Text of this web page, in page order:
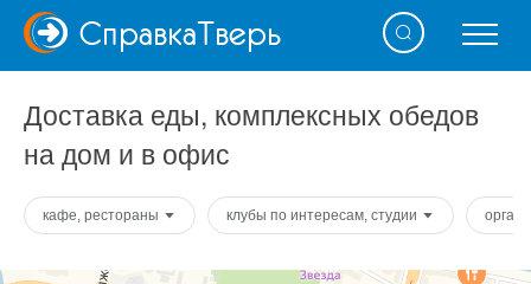
СправкаТверь
Доставка еды, комплексных обедов
на дом и в офис
кафе, рестораны клубы по интересам, студии